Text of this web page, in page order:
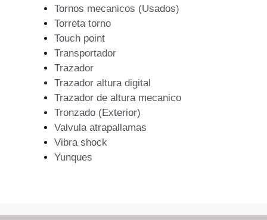
Tornos mecanicos (Usados)
Torreta torno
Touch point
Transportador
Trazador
Trazador altura digital
Trazador de altura mecanico
Tronzado (Exterior)
Valvula atrapallamas
Vibra shock
Yunques